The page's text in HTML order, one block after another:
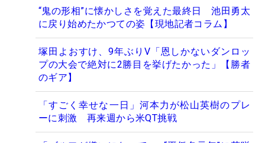
“鬼の形相”に懐かしさを覚えた最終日 池田勇太
に戻り始めたかつての姿【現地記者コラム】
塚田よおすけ、9年ぶりV「恩しかないダンロッ
プの大会で絶対に2勝目を挙げたかった」【勝者
のギア】
「すごく幸せな一日」河本力が松山英樹のプレ
ーに刺激 再来週から米QT挑戦